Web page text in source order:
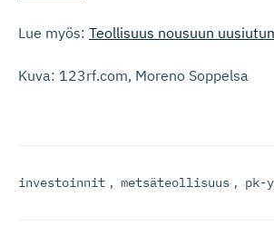
Lue myös: Teollisuus nousuun
Kuva: 123rf.com, Moreno Soppelsa
investoinnit , metsäteollisuus , pk-